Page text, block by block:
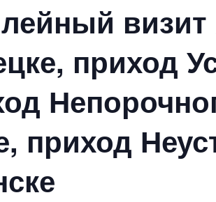
визит
приход
приход